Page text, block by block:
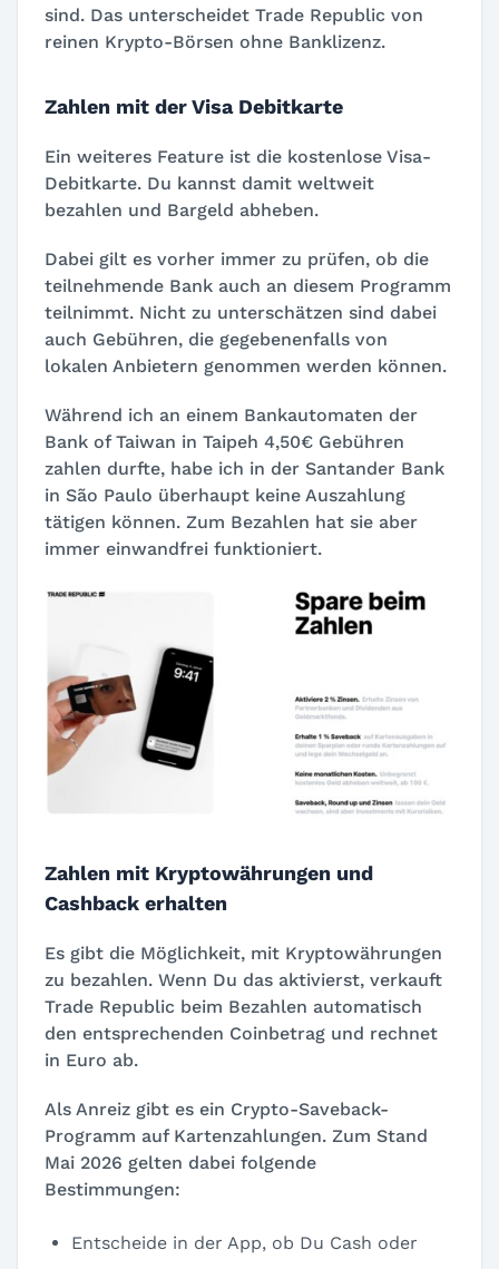
sind. Das unterscheidet Trade Republic von
reinen Krypto-Börsen ohne Banklizenz.
Zahlen mit der Visa Debitkarte
Ein weiteres Feature ist die kostenlose Visa-
Debitkarte. Du kannst damit weltweit
bezahlen und Bargeld abheben.
Dabei gilt es vorher immer zu prüfen, ob die
teilnehmende Bank auch an diesem Programm
teilnimmt. Nicht zu unterschätzen sind dabei
auch Gebühren, die gegebenenfalls von
lokalen Anbietern genommen werden können.
Während ich an einem Bankautomaten der
Bank of Taiwan in Taipeh 4,50€ Gebühren
zahlen durfte, habe ich in der Santander Bank
in São Paulo überhaupt keine Auszahlung
tätigen können. Zum Bezahlen hat sie aber
immer einwandfrei funktioniert.
Zahlen mit Kryptowährungen und
Cashback erhalten
Es gibt die Möglichkeit, mit Kryptowährungen
zu bezahlen. Wenn Du das aktivierst, verkauft
Trade Republic beim Bezahlen automatisch
den entsprechenden Coinbetrag und rechnet
in Euro ab.
Als Anreiz gibt es ein Crypto-Saveback-
Programm auf Kartenzahlungen. Zum Stand
Mai 2026 gelten dabei folgende
Bestimmungen:
Entscheide in der App, ob Du Cash oder